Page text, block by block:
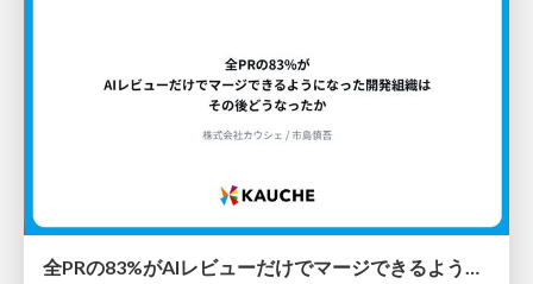
全PRの83%がAIレビューだけでマージできるようになった開発組織はその後どうなったか